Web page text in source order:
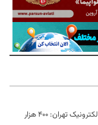
انجمن تجارت الکترونیک تهران: ۴۰۰ هزار